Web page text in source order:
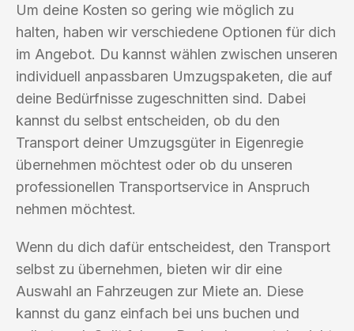
Um deine Kosten so gering wie möglich zu
halten, haben wir verschiedene Optionen für dich
im Angebot. Du kannst wählen zwischen unseren
individuell anpassbaren Umzugspaketen, die auf
deine Bedürfnisse zugeschnitten sind. Dabei
kannst du selbst entscheiden, ob du den
Transport deiner Umzugsgüter in Eigenregie
übernehmen möchtest oder ob du unseren
professionellen Transportservice in Anspruch
nehmen möchtest.
Wenn du dich dafür entscheidest, den Transport
selbst zu übernehmen, bieten wir dir eine
Auswahl an Fahrzeugen zur Miete an. Diese
kannst du ganz einfach bei uns buchen und